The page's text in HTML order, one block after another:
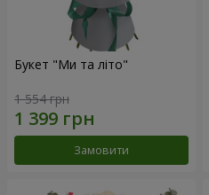
Букет "Ми та літо"
1 554 грн
Замовити